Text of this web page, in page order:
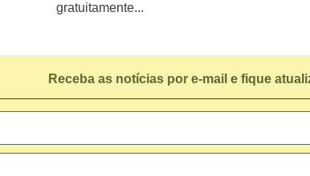
gratuitamente...
Receba as notícias por e-mail e fique